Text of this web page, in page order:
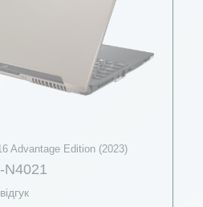
Advantage Edition (2023)
N4021